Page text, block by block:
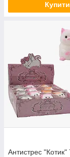
Купити
Антистрес "Котик"